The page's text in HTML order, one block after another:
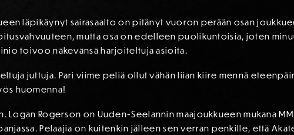
läpikäynyt sairasaalto on pitänyt vuoron perään osan
mutta osa on edelleen puolikuntoisia, joten
toivoo näkevänsä harjoiteltuja asioita.
juttuja. Pari viime peliä ollut vähän liian kiire mennä
huomenna!
Logan Rogerson on Uuden-Seelannin maajoukkueen mukana
Pelaajia on kuitenkin jälleen sen verran penkille, että